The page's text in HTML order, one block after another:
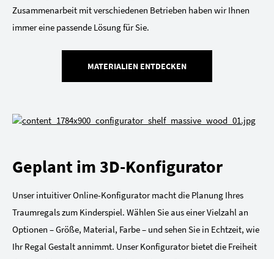
Zusammenarbeit mit verschiedenen Betrieben haben wir Ihnen
immer eine passende Lösung für Sie.
MATERIALIEN ENTDECKEN
Geplant im 3D-Konfigurator
Unser intuitiver Online-Konfigurator macht die Planung Ihres
Traumregals zum Kinderspiel. Wählen Sie aus einer Vielzahl an
Optionen – Größe, Material, Farbe – und sehen Sie in Echtzeit, wie
Ihr Regal Gestalt annimmt. Unser Konfigurator bietet die Freiheit